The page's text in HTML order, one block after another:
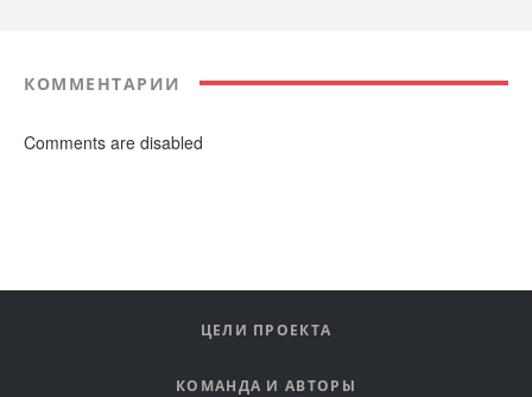
КОММЕНТАРИИ
Comments are disabled
ЦЕЛИ ПРОЕКТА
КОМАНДА И АВТОРЫ